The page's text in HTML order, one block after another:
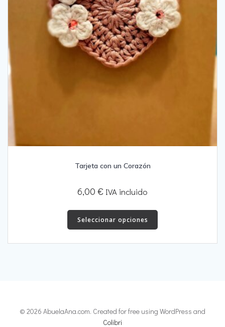
Tarjeta con un Corazón
6,00 € IVA incluido
Seleccionar opciones
Este
tiene
múltiples
elegir
© 2026 AbuelaAna.com. Created for free using WordPress and
Colibri